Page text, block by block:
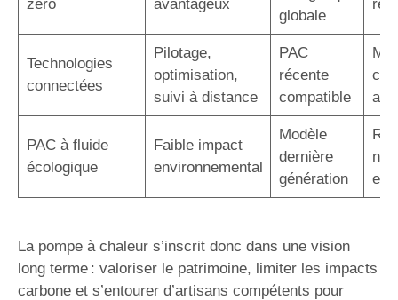
zéro
avantageux
globale
Technologies
connectées
Pilotage,
optimisation,
suivi à distance
PAC
récente
compatible
PAC à fluide
écologique
Faible impact
environnemental
Modèle
dernière
génération
La pompe à chaleur s’inscrit donc dans une vision
long terme : valoriser le patrimoine, limiter les impacts
carbone et s’entourer d’artisans compétents pour